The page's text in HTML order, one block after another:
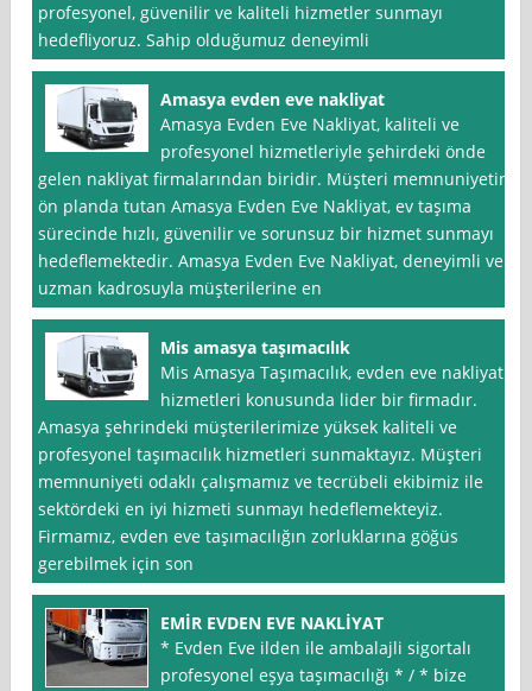
profesyonel, güvenilir ve kaliteli hizmetler sunmayı
hedefliyoruz. Sahip olduğumuz deneyimli
Amasya evden eve nakliyat
Amasya Evden Eve Nakliyat, kaliteli ve
profesyonel hizmetleriyle şehirdeki önde
gelen nakliyat firmalarından biridir. Müşteri memnuniyetini
ön planda tutan Amasya Evden Eve Nakliyat, ev taşıma
sürecinde hızlı, güvenilir ve sorunsuz bir hizmet sunmayı
hedeflemektedir. Amasya Evden Eve Nakliyat, deneyimli ve
uzman kadrosuyla müşterilerine en
Mis amasya taşımacılık
Mis Amasya Taşımacılık, evden eve nakliyat
hizmetleri konusunda lider bir firmadır.
Amasya şehrindeki müşterilerimize yüksek kaliteli ve
profesyonel taşımacılık hizmetleri sunmaktayız. Müşteri
memnuniyeti odaklı çalışmamız ve tecrübeli ekibimiz ile
sektördeki en iyi hizmeti sunmayı hedeflemekteyiz.
Firmamız, evden eve taşımacılığın zorluklarına göğüs
gerebilmek için son
EMİR EVDEN EVE NAKLİYAT
* Evden Eve ilden ile ambalajli sigortalı
profesyonel eşya taşımacılığı * / * bize